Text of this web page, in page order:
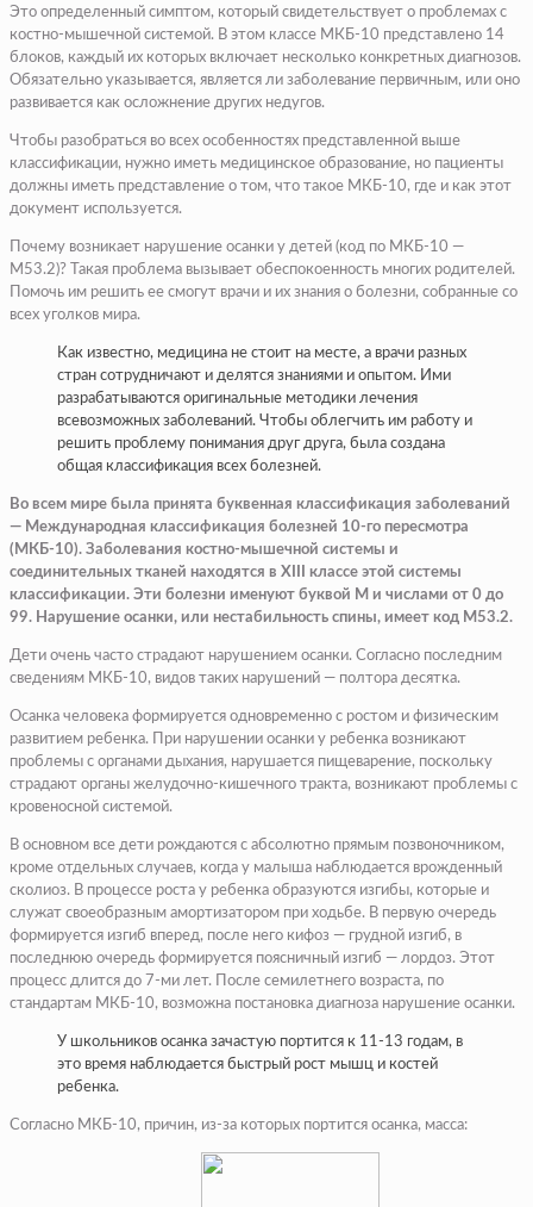
Это определенный симптом, который свидетельствует о проблемах с
костно-мышечной системой. В этом классе МКБ-10 представлено 14
блоков, каждый их которых включает несколько конкретных диагнозов.
Обязательно указывается, является ли заболевание первичным, или оно
развивается как осложнение других недугов.
Чтобы разобраться во всех особенностях представленной выше
классификации, нужно иметь медицинское образование, но пациенты
должны иметь представление о том, что такое МКБ-10, где и как этот
документ используется.
Почему возникает нарушение осанки у детей (код по МКБ-10 —
М53.2)? Такая проблема вызывает обеспокоенность многих родителей.
Помочь им решить ее смогут врачи и их знания о болезни, собранные со
всех уголков мира.
Как известно, медицина не стоит на месте, а врачи разных
стран сотрудничают и делятся знаниями и опытом. Ими
разрабатываются оригинальные методики лечения
всевозможных заболеваний. Чтобы облегчить им работу и
решить проблему понимания друг друга, была создана
общая классификация всех болезней.
Во всем мире была принята буквенная классификация заболеваний
— Международная классификация болезней 10-го пересмотра
(МКБ-10). Заболевания костно-мышечной системы и
соединительных тканей находятся в XIII классе этой системы
классификации. Эти болезни именуют буквой М и числами от 0 до
99. Нарушение осанки, или нестабильность спины, имеет код М53.2.
Дети очень часто страдают нарушением осанки. Согласно последним
сведениям МКБ-10, видов таких нарушений — полтора десятка.
Осанка человека формируется одновременно с ростом и физическим
развитием ребенка. При нарушении осанки у ребенка возникают
проблемы с органами дыхания, нарушается пищеварение, поскольку
страдают органы желудочно-кишечного тракта, возникают проблемы с
кровеносной системой.
В основном все дети рождаются с абсолютно прямым позвоночником,
кроме отдельных случаев, когда у малыша наблюдается врожденный
сколиоз. В процессе роста у ребенка образуются изгибы, которые и
служат своеобразным амортизатором при ходьбе. В первую очередь
формируется изгиб вперед, после него кифоз — грудной изгиб, в
последнюю очередь формируется поясничный изгиб — лордоз. Этот
процесс длится до 7-ми лет. После семилетнего возраста, по
стандартам МКБ-10, возможна постановка диагноза нарушение осанки.
У школьников осанка зачастую портится к 11-13 годам, в
это время наблюдается быстрый рост мышц и костей
ребенка.
Согласно МКБ-10, причин, из-за которых портится осанка, масса: